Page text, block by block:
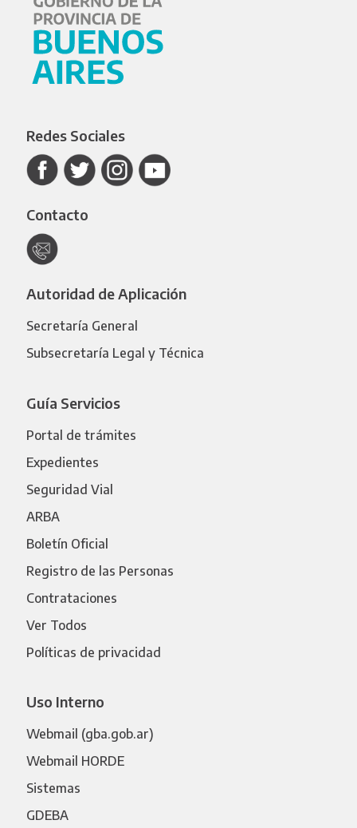
Redes Sociales
Contacto
Autoridad de Aplicación
Secretaría General
Subsecretaría Legal y Técnica
Guía Servicios
Portal de trámites
Expedientes
Seguridad Vial
ARBA
Boletín Oficial
Registro de las Personas
Contrataciones
Ver Todos
Políticas de privacidad
Uso Interno
Webmail (gba.gob.ar)
Webmail HORDE
Sistemas
GDEBA